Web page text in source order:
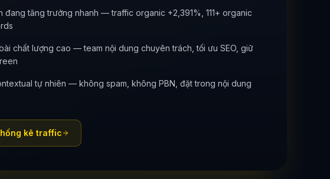
đang tăng trưởng nhanh — traffic organic +2,391%, 111+ organic
chất lượng cao — team nội dung chuyên trách, tối ưu SEO, giữ
tự nhiên — không spam, không PBN, đặt trong nội dung
kê traffic